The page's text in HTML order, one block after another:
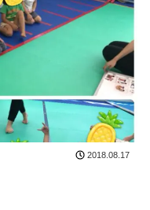
2018.08.17